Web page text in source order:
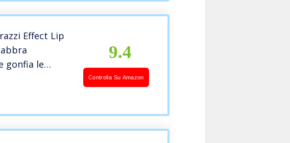
Effect Lip
gonfia le
9.4
Controlla Su Amazon